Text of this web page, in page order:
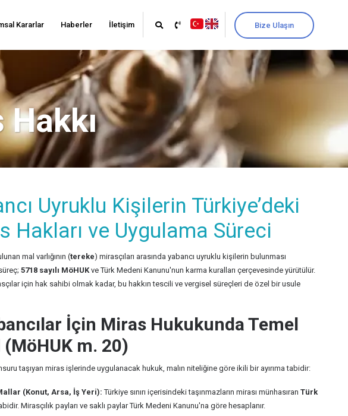
Kararlar Haberler İletişim Bize Ulaşın
Hakkı
Uyruklu Kişilerin Türkiye’deki
Hakları ve Uygulama Süreci
mal varlığının (tereke) mirasçıları arasında yabancı uyruklu kişilerin bulunması
5718 sayılı MöHUKve Türk Medeni Kanunu'nun karma kuralları çerçevesinde yürütülür.
için hak sahibi olmak kadar, bu hakkın tescili ve vergisel süreçleri de özel bir usule
İçin Miras Hukukunda Temel
m. 20)
taşıyan miras işlerinde uygulanacak hukuk, malın niteliğine göre ikili bir ayırıma tabidir:
(Konut, Arsa, İş Yeri): Türkiye sınırı içerisindeki taşınmazların mirası münhasıran Türk
Mirasçılık payları ve saklı paylar Türk Medeni Kanunu'na göre hesaplanır.